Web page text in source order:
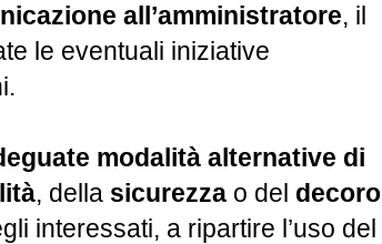
all’amministratore, il
le eventuali iniziative
modalità alternative di
, della sicurezza o del decoro
interessati, a ripartire l’uso del